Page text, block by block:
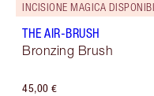
THE AIR-BRUSH
Bronzing Brush
45,00 €